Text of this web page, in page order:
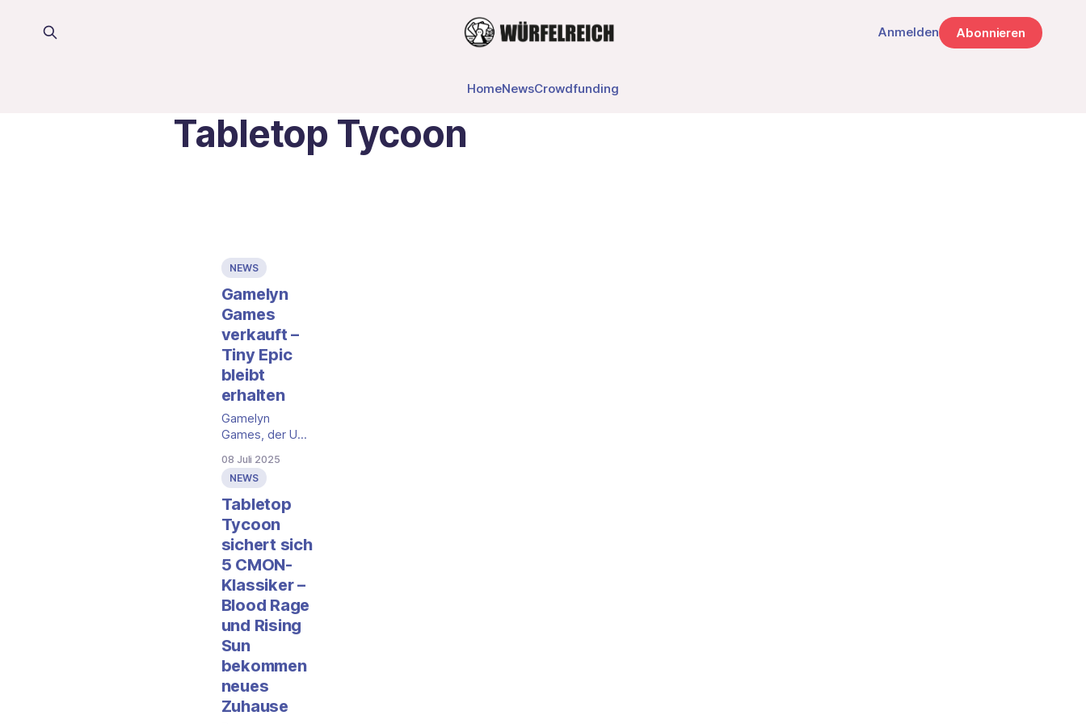
HomeNewsCrowdfunding
Anmelden Abonnieren
Tabletop Tycoon
NEWS
Gamelyn
Games
verkauft –
Tiny Epic
bleibt
erhalten
Gamelyn
Games, der US-
Verlag hinter der
bekannten Tiny-
Epic-Reihe,
wurde an
Tycoon Games
übergeben. Die
Spielereihen
Tiny Epic sowie
Heroes of Land,
Air & Sea sollen
unter neuer
Führung
weitergeführt
Gründer von
Gamelyn
08 Juli 2025
NEWS
Tabletop
Tycoon
sichert sich
5 CMON-
Klassiker –
Blood Rage
und Rising
Sun
bekommen
neues
Zuhause